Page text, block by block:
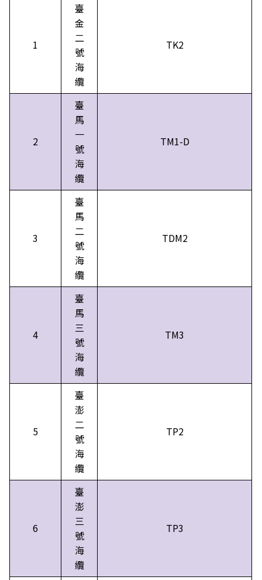
1
臺
金
二
號
海
纜
TK2
2
臺
馬
一
號
海
纜
TM1-D
3
臺
馬
二
號
海
纜
TDM2
4
臺
馬
三
號
海
纜
TM3
5
臺
澎
二
號
海
纜
TP2
6
臺
澎
三
號
海
纜
TP3